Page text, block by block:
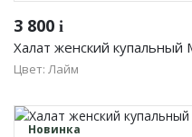
3 800 i
Халат женский
Цвет: Лайм
Новинка